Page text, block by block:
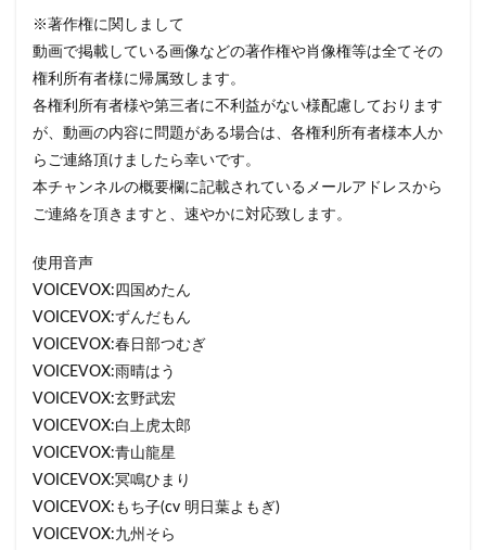
※著作権に関しまして
動画で掲載している画像などの著作権や肖像権等は全てその
権利所有者様に帰属致します。
各権利所有者様や第三者に不利益がない様配慮しております
が、動画の内容に問題がある場合は、各権利所有者様本人か
らご連絡頂けましたら幸いです。
本チャンネルの概要欄に記載されているメールアドレスから
ご連絡を頂きますと、速やかに対応致します。
使用音声
VOICEVOX:四国めたん
VOICEVOX:ずんだもん
VOICEVOX:春日部つむぎ
VOICEVOX:雨晴はう
VOICEVOX:玄野武宏
VOICEVOX:白上虎太郎
VOICEVOX:青山龍星
VOICEVOX:冥鳴ひまり
VOICEVOX:もち子(cv 明日葉よもぎ)
VOICEVOX:九州そら